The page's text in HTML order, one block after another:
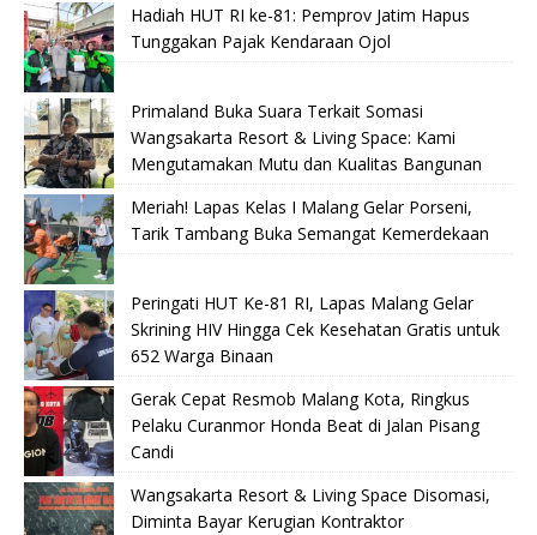
Hadiah HUT RI ke-81: Pemprov Jatim Hapus
Tunggakan Pajak Kendaraan Ojol
Primaland Buka Suara Terkait Somasi
Wangsakarta Resort & Living Space: Kami
Mengutamakan Mutu dan Kualitas Bangunan
Meriah! Lapas Kelas I Malang Gelar Porseni,
Tarik Tambang Buka Semangat Kemerdekaan
Peringati HUT Ke-81 RI, Lapas Malang Gelar
Skrining HIV Hingga Cek Kesehatan Gratis untuk
652 Warga Binaan
Gerak Cepat Resmob Malang Kota, Ringkus
Pelaku Curanmor Honda Beat di Jalan Pisang
Candi
Wangsakarta Resort & Living Space Disomasi,
Diminta Bayar Kerugian Kontraktor